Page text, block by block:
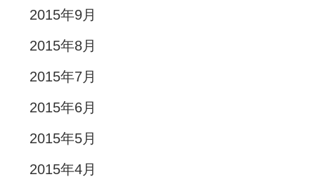
2015年9月
2015年8月
2015年7月
2015年6月
2015年5月
2015年4月